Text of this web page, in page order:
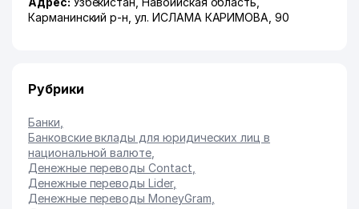
Карманинский р-н ,ул. ИСЛАМА КАРИМОВА , 90
Рубрики
Банки
Банковские вклады для юридических лиц в
национальной валюте
Денежные переводы Contact
Денежные переводы Lider,
Денежные переводы MoneyGram